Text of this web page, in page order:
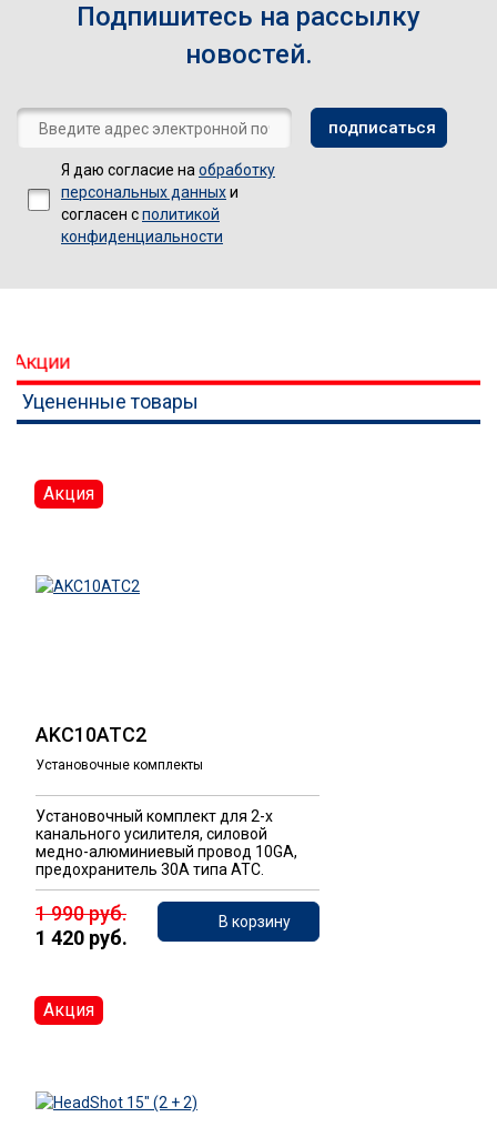
Подпишитесь на рассылку
новостей.
Я даю согласие на обработку
персональных данныхи
согласен сполитикой
конфиденциальности
Акции
Уцененные товары
AKC10ATC2
Установочные комплекты
Установочный комплект для 2-х
канального усилителя, силовой
медно-алюминиевый провод 10GA,
предохранитель 30A типа ATC.
1 990 руб.
1 420 руб.
В корзину
Акция
Акция